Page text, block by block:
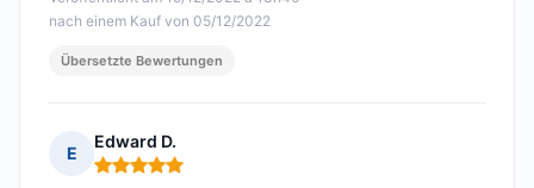
nach einem Kauf von 05/12/2022
Übersetzte Bewertungen
E
Edward D.
Hinweis: 5 von 5